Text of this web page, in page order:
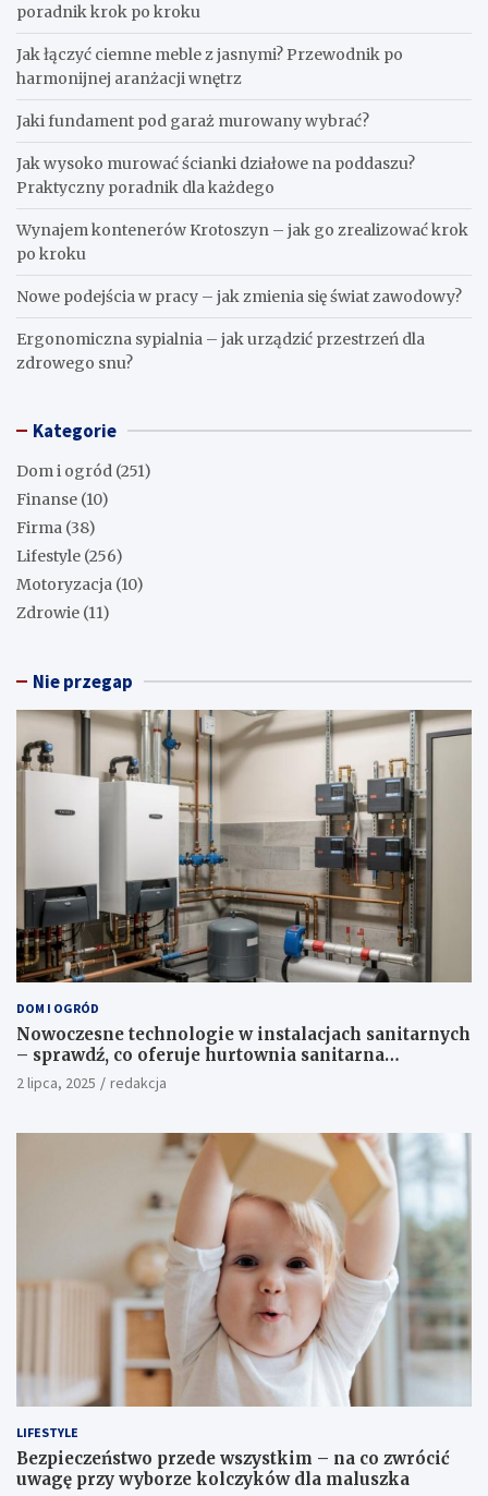
poradnik krok po kroku
Jak łączyć ciemne meble z jasnymi? Przewodnik po
harmonijnej aranżacji wnętrz
Jaki fundament pod garaż murowany wybrać?
Jak wysoko murować ścianki działowe na poddaszu?
Praktyczny poradnik dla każdego
Wynajem kontenerów Krotoszyn – jak go zrealizować krok
po kroku
Nowe podejścia w pracy – jak zmienia się świat zawodowy?
Ergonomiczna sypialnia – jak urządzić przestrzeń dla
zdrowego snu?
Kategorie
Dom i ogród (251)
Finanse (10)
Firma (38)
Lifestyle (256)
Motoryzacja (10)
Zdrowie (11)
Nie przegap
DOM I OGRÓD
Nowoczesne technologie w instalacjach sanitarnych
– sprawdź, co oferuje hurtownia sanitarna
Proterm.sklep.pl
2 lipca, 2025 redakcja
LIFESTYLE
Bezpieczeństwo przede wszystkim – na co zwrócić
uwagę przy wyborze kolczyków dla maluszka